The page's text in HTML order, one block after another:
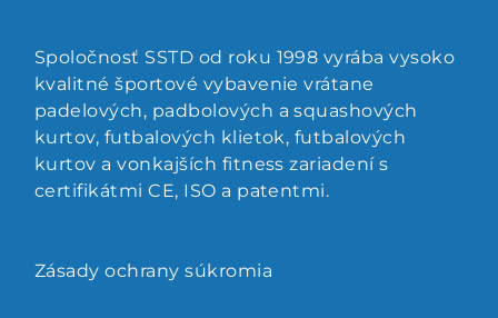
Spoločnosť SSTD od roku 1998 vyrába vysoko
kvalitné športové vybavenie vrátane
padelových, padbolových a squashových
kurtov, futbalových klietok, futbalových
kurtov a vonkajších fitness zariadení s
certifikátmi CE, ISO a patentmi.
Zásady ochrany súkromia